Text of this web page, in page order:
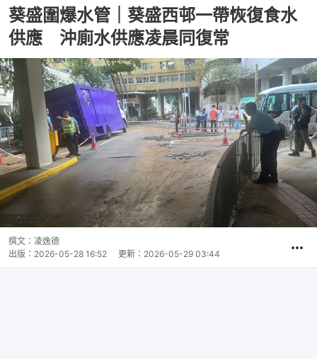
葵盛圍爆水管｜葵盛西邨一帶恢復食水
供應 沖廁水供應凌晨同復常
撰文： 凌逸德
出版： 2026-05-28 16:52 更新： 2026-05-29 03:44